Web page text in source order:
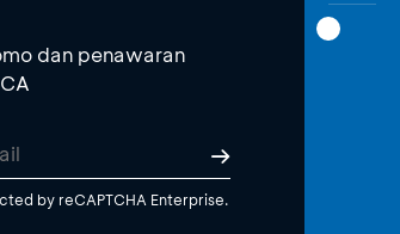
dan penawaran
by reCAPTCHA Enterprise.